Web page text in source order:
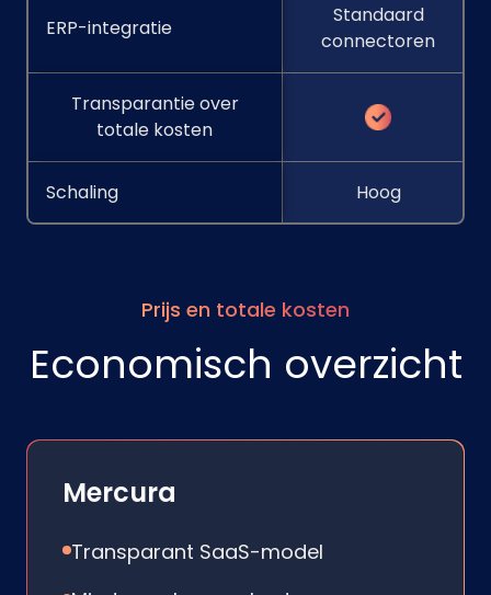
ERP-integratie
Standaard
connectoren
Transparantie over
totale kosten
Schaling Hoog
Prijs en totale kosten
Economisch overzicht
Mercura
Transparant SaaS-model